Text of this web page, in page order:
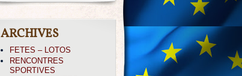
ARCHIVES
FETES – LOTOS
RENCONTRES
SPORTIVES